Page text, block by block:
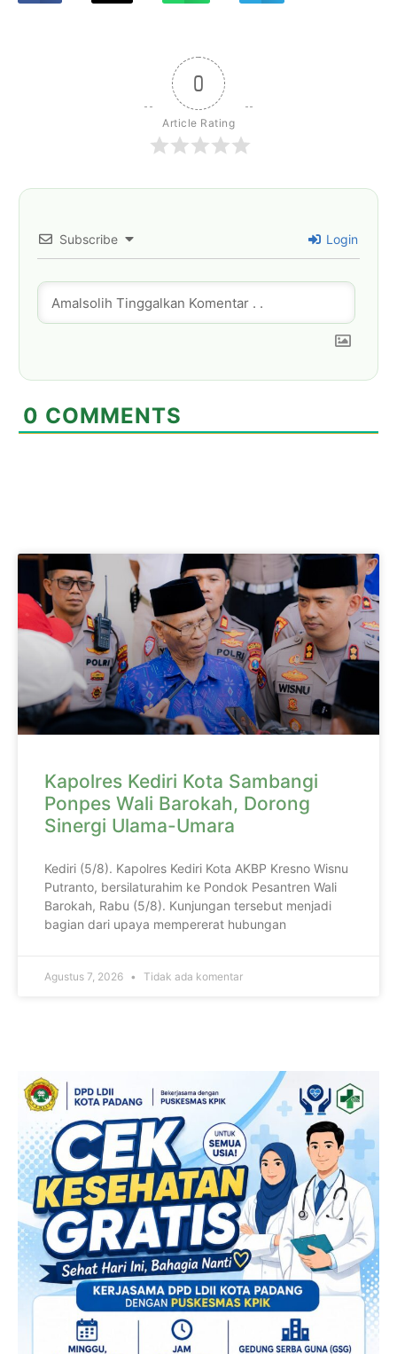
0
Article Rating
Subscribe Login
0 COMMENTS
Kapolres Kediri Kota Sambangi
Ponpes Wali Barokah, Dorong
Sinergi Ulama-Umara
Kediri (5/8). Kapolres Kediri Kota AKBP Kresno Wisnu
Putranto, bersilaturahim ke Pondok Pesantren Wali
Barokah, Rabu (5/8). Kunjungan tersebut menjadi
bagian dari upaya mempererat hubungan
Agustus 7, 2026 Tidak ada komentar